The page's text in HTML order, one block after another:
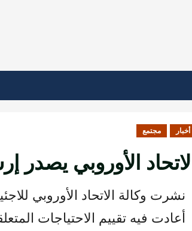
أخبار مجتمع
الأوروبي
أعادت فيه تقييم الاحتياجات